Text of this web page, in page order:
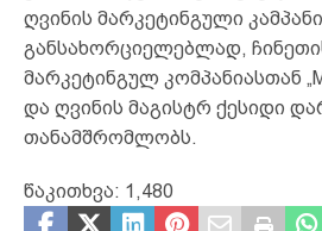
ღვინის მარკეტინგული
განსახორციელებლად,
მარკეტინგულ კომპანიასთან
და ღვინის მაგისტრ ქესიდი
თანამშრომლობს.
წაკითხვა: 1,480